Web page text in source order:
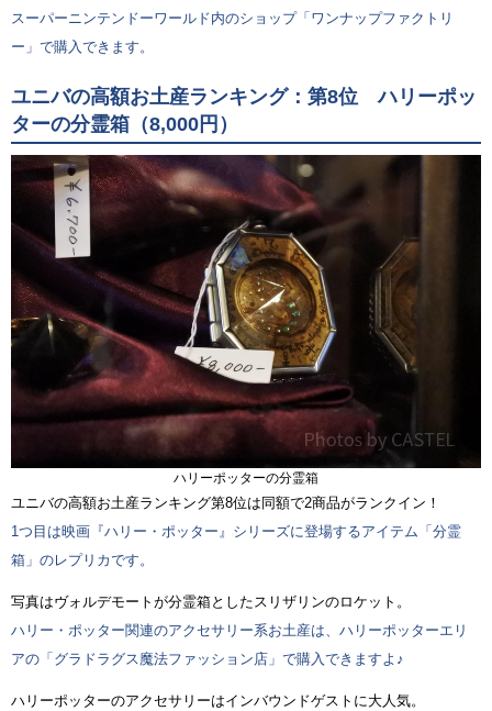
スーパーニンテンドーワールド内のショップ「ワンナップファクトリ
ー」で購入できます。
ユニバの高額お土産ランキング：第8位 ハリーポッ
ターの分霊箱（8,000円）
ハリーポッターの分霊箱
ユニバの高額お土産ランキング第8位は同額で2商品がランクイン！
1つ目は映画『ハリー・ポッター』シリーズに登場するアイテム「分霊
箱」のレプリカです。
写真はヴォルデモートが分霊箱としたスリザリンのロケット。
ハリー・ポッター関連のアクセサリー系お土産は、ハリーポッターエリ
アの「グラドラグス魔法ファッション店」で購入できますよ♪
ハリーポッターのアクセサリーはインバウンドゲストに大人気。